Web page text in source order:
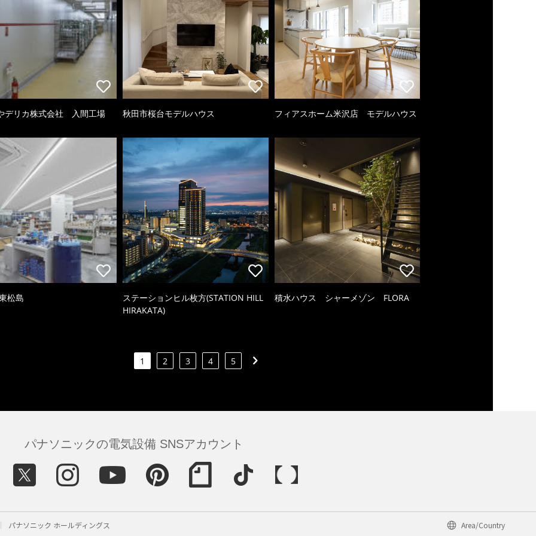
デリカ株式会社 入間工場 秋田市桜台モデルハウス フィアスホーム米沢店 モデルハウス
松島
ステーションヒル枚方(STATION HILL
HIRAKATA)
積水ハウス シャーメゾン FLORA
1 2 3 4 5
パナソニックの電気設備 SNSアカウント
パナソニック ホールディングス Area/Country